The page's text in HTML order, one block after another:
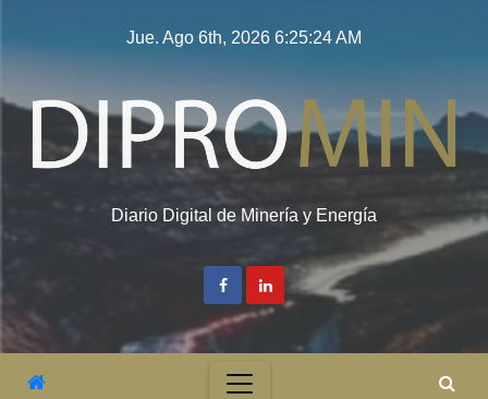
Jue. Ago 6th, 2026 6:25:26 AM
Diario Digital de Minería y Energía